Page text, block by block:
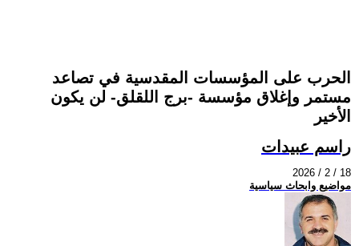
الحرب على المؤسسات المقدسية في تصاعد
مستمر وإغلاق مؤسسة -برج اللقلق- لن يكون
الأخير
راسم عبيدات
2026 / 2 / 18
مواضيع وابحاث سياسية